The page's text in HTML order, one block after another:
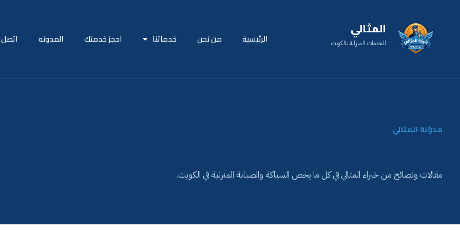
المثالي
للخدمات المنزلية بالكويت الرئيسية من نحن خدماتنا احجز خدمتك المدونه اتصل
مدوّنة المثالي
مقالات ونصائح من خبراء المثالي في كل ما يخص السباكة والصيانة المنزلية في الكويت.